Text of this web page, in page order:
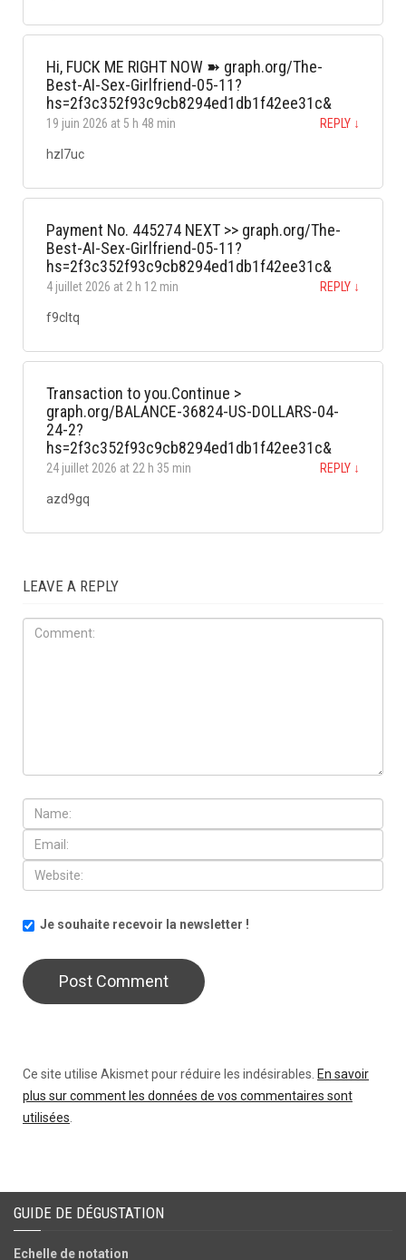
Hi, FUСК ME RIGHT NOW ➽ graph.org/The-
Best-AI-Sex-Girlfriend-05-11?
hs=2f3c352f93c9cb8294ed1db1f42ee31c&
19 juin 2026 at 5 h 48 min REPLY ↓
hzl7uc
Payment No. 445274 NEXT >> graph.org/The-
Best-AI-Sex-Girlfriend-05-11?
hs=2f3c352f93c9cb8294ed1db1f42ee31c&
4 juillet 2026 at 2 h 12 min REPLY ↓
f9cltq
Transaction to you.Continue >
graph.org/BALANCE-36824-US-DOLLARS-04-
24-2?
hs=2f3c352f93c9cb8294ed1db1f42ee31c&
24 juillet 2026 at 22 h 35 min REPLY ↓
azd9gq
LEAVE A REPLY
Je souhaite recevoir la newsletter !
Ce site utilise Akismet pour réduire les indésirables. En savoir
plus sur comment les données de vos commentaires sont
utilisées.
GUIDE DE DÉGUSTATION
Echelle de notation